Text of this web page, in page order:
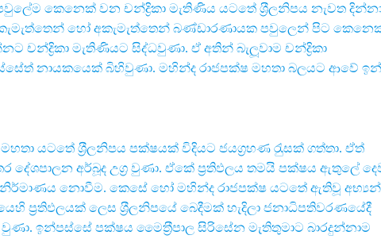
කෙනෙක් වන චන්ද්‍රිකා මැතිණිය යටතේ ශ‍්‍රීලනිපය නැවත
කැමැත්තෙන් හෝ අකැමැත්තෙන් බණ්ඩාරණායක පවුලෙන් පිට
චන්ද්‍රිකා මැතිණියට සිද්ධවුණා. ඒ අතින් බැලූවාම චන්ද්‍රිකා
නායකයෙක් බිහිවුණා. මහින්ද රාජපක්ෂ මහතා බලයට ආවේ ඉන්
යටතේ ශ‍්‍රීලනිපය පක්ෂයක් විදියට ජයග‍්‍රහණ රැුසක් ගත්තා. ඒත්
දේශපාලන අර්බූද උග‍්‍ර වුණා. ඒකේ ප‍්‍රතිඵලය තමයි පක්ෂය ඇතුලේ
නොවීම. කෙසේ හෝ මහින්ද රාජපක්ෂ යටතේ ඇතිවූ
ප‍්‍රතිඵලයක් ලෙස ශ‍්‍රීලනිපයේ බෙදීමක් හැදිලා ජනාධිපතිවරණයේදී
වුණා. ඉන්පස්සේ පක්ෂය මෛත‍්‍රීපාල සිරිසේන මැතිතුමාට බාරදුන්නාම